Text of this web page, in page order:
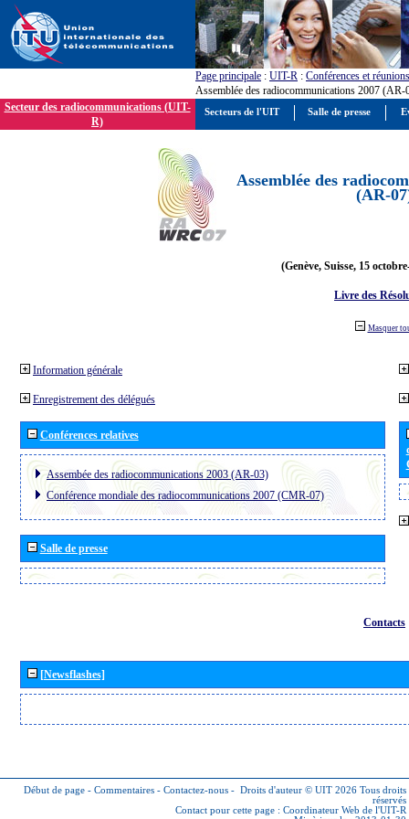
Page principale : UIT-R : Conférences et réunions
Assemblée des radiocommunications 2007 (AR-
Secteur des radiocommunications (UIT-
R)
Assemblée des
(AR-
(Genève, Suisse, 15
Livre des
Masquer
Information générale
Enregistrement des délégués
Conférences relatives
Assembée des radiocommunications 2003 (AR-03)
Conférence mondiale des radiocommunications 2007 (CMR-07)
Salle de presse
Contacts
[Newsflashes]
Début de page - Commentaires - Contactez-nous - Droits d'auteur © UIT 2026 Tous droits
réservés
Contact pour cette page : Coordinateur Web de l'UIT-R
Secteurs de l'UIT Salle de presse